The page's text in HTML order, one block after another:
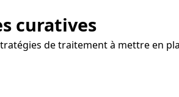
curatives
de traitement à mettre en